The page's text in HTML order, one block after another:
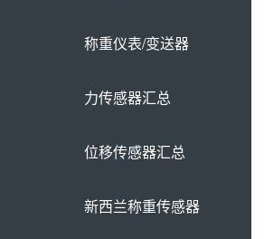
称重仪表/变送器
力传感器汇总
位移传感器汇总
新西兰称重传感器